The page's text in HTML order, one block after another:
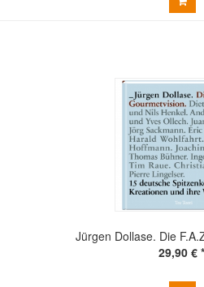
Jürgen Dollase. Die
29,90 € *